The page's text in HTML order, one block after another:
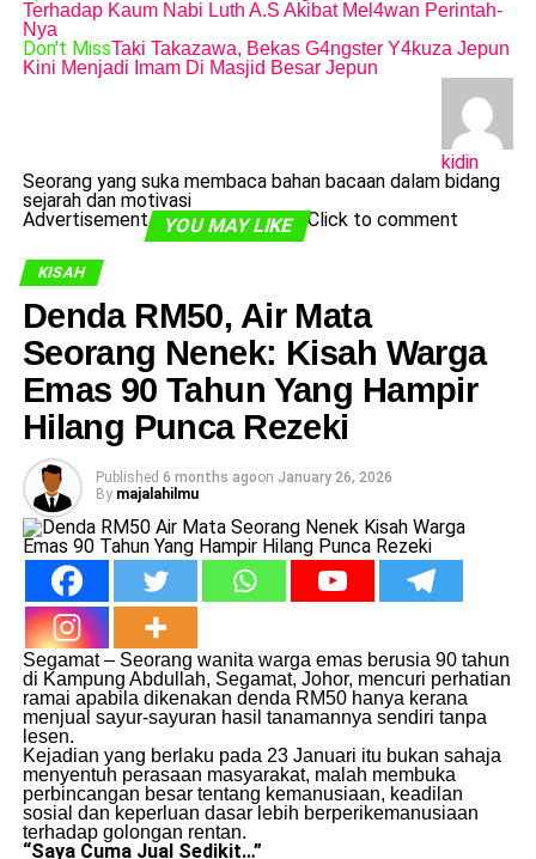
Terhadap Kaum Nabi Luth A.S Akibat Mel4wan Perintah-
Nya
Don't MissTaki Takazawa, Bekas G4ngster Y4kuza Jepun
Kini Menjadi Imam Di Masjid Besar Jepun
kidin
Seorang yang suka membaca bahan bacaan dalam bidang
sejarah dan motivasi
Advertisement
YOU MAY LIKE Click to comment
KISAH
Denda RM50, Air Mata
Seorang Nenek: Kisah Warga
Emas 90 Tahun Yang Hampir
Hilang Punca Rezeki
Published 6 months agoon January 26, 2026
By majalahilmu
Segamat – Seorang wanita warga emas berusia 90 tahun
di Kampung Abdullah, Segamat, Johor, mencuri perhatian
ramai apabila dikenakan denda RM50 hanya kerana
menjual sayur-sayuran hasil tanamannya sendiri tanpa
lesen.
Kejadian yang berlaku pada 23 Januari itu bukan sahaja
menyentuh perasaan masyarakat, malah membuka
perbincangan besar tentang kemanusiaan, keadilan
sosial dan keperluan dasar lebih berperikemanusiaan
terhadap golongan rentan.
“Saya Cuma Jual Sedikit…”